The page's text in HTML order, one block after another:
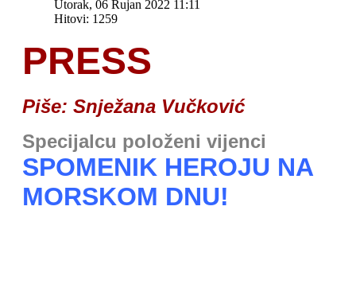
Utorak, 06 Rujan 2022 11:11
Hitovi: 1259
PRESS
Piše: Snježana Vučković
Specijalcu položeni vijenci
SPOMENIK HEROJU NA
MORSKOM DNU!